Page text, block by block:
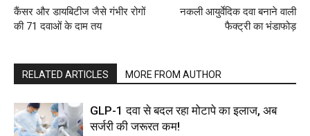
कैंसर और डायबिटीज जैसे गंभीर रोगों
की 71 दवाओं के दाम तय
नकली आयुर्वेदिक दवा बनाने वाली
फैक्ट्री का भंडाफोड़
RELATED ARTICLES MORE FROM AUTHOR
GLP-1 दवा से बदल रहा मोटापे का इलाज, अब
सर्जरी की जरूरत कम!